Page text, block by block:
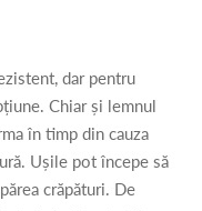
dar pentru
Chiar și lemnul
în timp din cauza
Ușile pot începe să
crăpături. De